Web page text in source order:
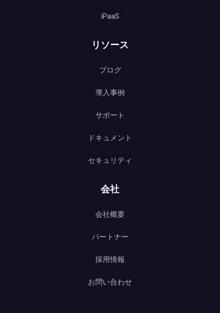
iPaaS
リソース
ブログ
導入事例
サポート
ドキュメント
セキュリティ
会社
会社概要
パートナー
採用情報
お問い合わせ